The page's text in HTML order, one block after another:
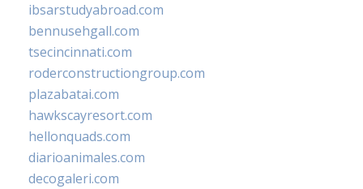
ibsarstudyabroad.com
bennusehgall.com
tsecincinnati.com
roderconstructiongroup.com
plazabatai.com
hawkscayresort.com
hellonquads.com
diarioanimales.com
decogaleri.com